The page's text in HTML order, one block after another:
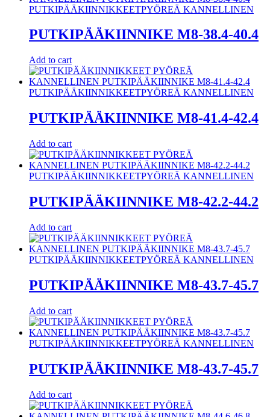
PUTKIPÄÄKIINNIKKEETPYÖREÄ KANNELLINEN
PUTKIPÄÄKIINNIKE M8-38.4-40.4
Add to cart
PUTKIPÄÄKIINNIKKEETPYÖREÄ KANNELLINEN
PUTKIPÄÄKIINNIKE M8-41.4-42.4
Add to cart
PUTKIPÄÄKIINNIKKEETPYÖREÄ KANNELLINEN
PUTKIPÄÄKIINNIKE M8-42.2-44.2
Add to cart
PUTKIPÄÄKIINNIKKEETPYÖREÄ KANNELLINEN
PUTKIPÄÄKIINNIKE M8-43.7-45.7
Add to cart
PUTKIPÄÄKIINNIKKEETPYÖREÄ KANNELLINEN
PUTKIPÄÄKIINNIKE M8-43.7-45.7
Add to cart